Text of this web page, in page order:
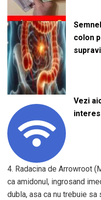
colon
Vezi
4. Radacina de Arrowroot
ca amidonul, ingrosand
dubla, asa ca nu trebuie